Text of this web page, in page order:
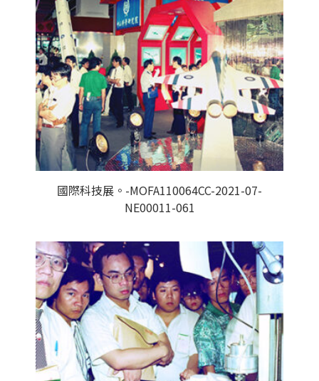
國際科技展。-MOFA110064CC-2021-07-
NE00011-061